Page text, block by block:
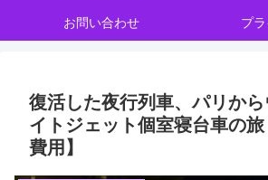
お問い合わせ プ
復活した夜行列車、パリか
イトジェット個室寝台車の旅
費用】